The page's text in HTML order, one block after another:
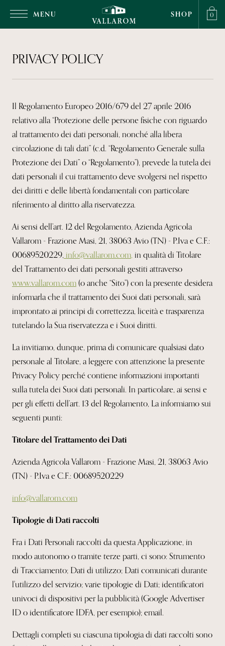
MENU SHOP 0
PRIVACY POLICY
Il Regolamento Europeo 2016/679 del 27 aprile 2016
relativo alla “Protezione delle persone fisiche con riguardo
al trattamento dei dati personali, nonché alla libera
circolazione di tali dati” (c.d. “Regolamento Generale sulla
Protezione dei Dati” o “Regolamento”), prevede la tutela dei
dati personali il cui trattamento deve svolgersi nel rispetto
dei diritti e delle libertà fondamentali con particolare
riferimento al diritto alla riservatezza.
Ai sensi dell’art. 12 del Regolamento, Azienda Agricola
Vallarom - Frazione Masi, 21, 38063 Avio (TN) - P.Iva e C.F.:
00689520229,info@vallarom.com, in qualità di Titolare
del Trattamento dei dati personali gestiti attraverso
www.vallarom.com(o anche “Sito”) con la presente desidera
informarla che il trattamento dei Suoi dati personali, sarà
improntato ai principi di correttezza, liceità e trasparenza
tutelando la Sua riservatezza e i Suoi diritti.
La invitiamo, dunque, prima di comunicare qualsiasi dato
personale al Titolare, a leggere con attenzione la presente
Privacy Policy perché contiene informazioni importanti
sulla tutela dei Suoi dati personali. In particolare, ai sensi e
per gli effetti dell’art. 13 del Regolamento, La informiamo sui
seguenti punti:
Titolare del Trattamento dei Dati
Azienda Agricola Vallarom - Frazione Masi, 21, 38063 Avio
(TN) - P.Iva e C.F.: 00689520229
info@vallarom.com
Tipologie di Dati raccolti
Fra i Dati Personali raccolti da questa Applicazione, in
modo autonomo o tramite terze parti, ci sono: Strumento
di Tracciamento; Dati di utilizzo; Dati comunicati durante
l'utilizzo del servizio; varie tipologie di Dati; identificatori
univoci di dispositivi per la pubblicità (Google Advertiser
ID o identificatore IDFA, per esempio); email.
Dettagli completi su ciascuna tipologia di dati raccolti sono